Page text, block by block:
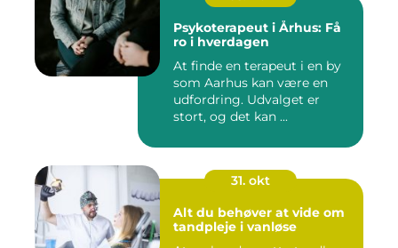
Psykoterapeut i Århus: Få
ro i hverdagen
At finde en terapeut i en by
som Aarhus kan være en
udfordring. Udvalget er
stort, og det kan ...
31. okt
Alt du behøver at vide om
tandpleje i vanløse